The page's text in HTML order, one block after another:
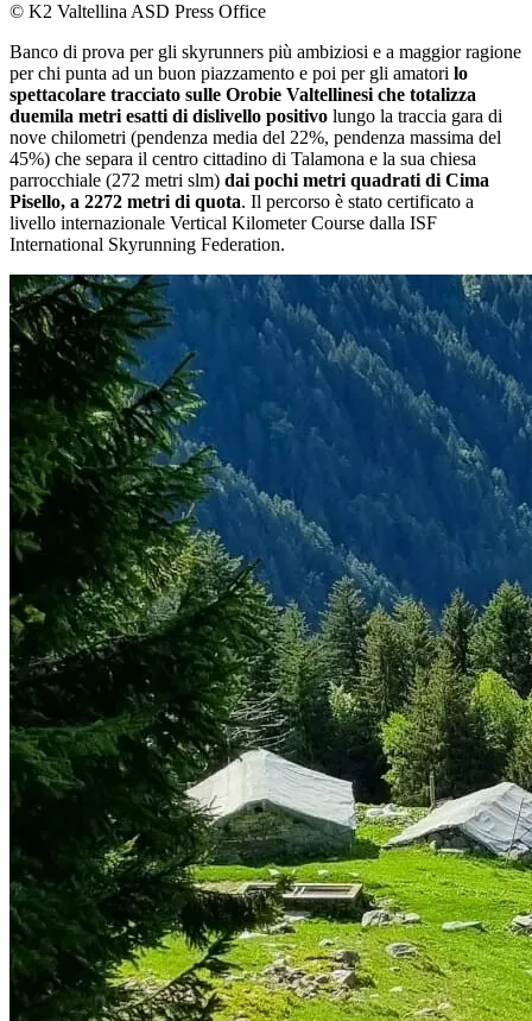
© K2 Valtellina ASD Press Office
Banco di prova per gli skyrunners più ambiziosi e a maggior ragione
per chi punta ad un buon piazzamento e poi per gli amatori lo
spettacolare tracciato sulle Orobie Valtellinesi che totalizza
duemila metri esatti di dislivello positivo lungo la traccia gara di
nove chilometri (pendenza media del 22%, pendenza massima del
45%) che separa il centro cittadino di Talamona e la sua chiesa
parrocchiale (272 metri slm) dai pochi metri quadrati di Cima
Pisello, a 2272 metri di quota. Il percorso è stato certificato a
livello internazionale Vertical Kilometer Course dalla ISF
International Skyrunning Federation.